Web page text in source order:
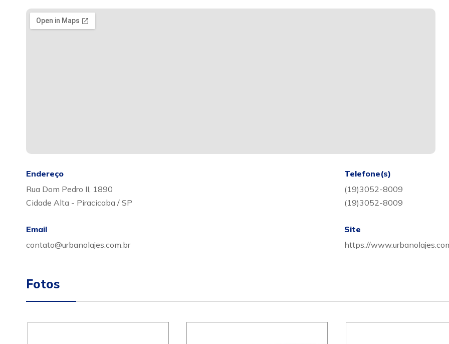
Endereço
Rua Dom Pedro II, 1890
Cidade Alta - Piracicaba / SP
Telefone(s)
(19)3052-8009
(19)3052-8009
Email
contato@urbanolajes.com.br
Site
https://
Fotos